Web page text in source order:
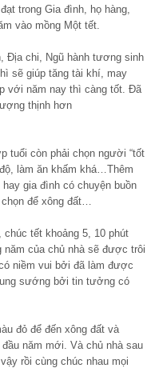
trong Gia đình, họ hàng,
vào mồng Một tết.
Địa chi, Ngũ hành tương sinh
sẽ giúp tăng tài khí, may
với năm nay thì càng tốt. Đã
thịnh hơn
tuổi còn phải chọn người “tốt
làm ăn khấm khá…Thêm
gia đình có chuyện buồn
để xông đất…
tết khoảng 5, 10 phút
của chủ nhà sẽ được trôi
niềm vui bởi đã làm được
sướng bởi tin tưởng có
đỏ để đến xông đất và
đầu năm mới. Và chủ nhà sau
rồi cùng chúc nhau mọi